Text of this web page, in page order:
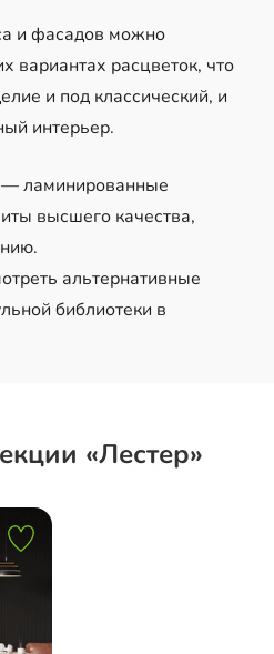
и фасадов можно
вариантах расцветок, что
и под классический, и
интерьер.
— ламинированные
высшего качества,
альтернативные
библиотеки в
«Лестер»